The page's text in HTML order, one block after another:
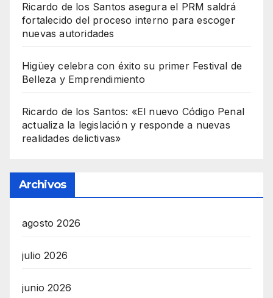
Ricardo de los Santos asegura el PRM saldrá
fortalecido del proceso interno para escoger
nuevas autoridades
Higüey celebra con éxito su primer Festival de
Belleza y Emprendimiento
Ricardo de los Santos: «El nuevo Código Penal
actualiza la legislación y responde a nuevas
realidades delictivas»
Archivos
agosto 2026
julio 2026
junio 2026